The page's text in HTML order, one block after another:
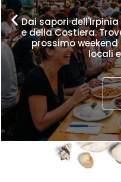
Dai sapori
e della Costiera.
prossimo
locali